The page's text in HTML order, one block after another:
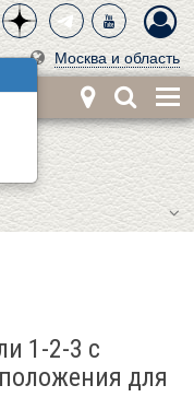
Москва и область
1-2-3 с
для